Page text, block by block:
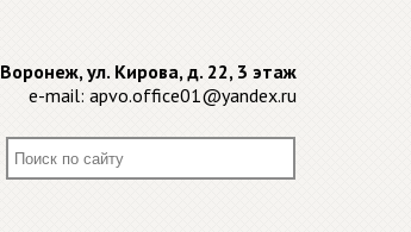
Воронеж, ул. Кирова, д. 22, 3 этаж
e-mail: apvo.office01@yandex.ru